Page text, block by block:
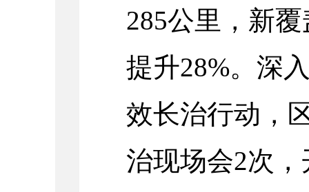
285公里，新
提升28%。深
效长治行动，
治现场会2次